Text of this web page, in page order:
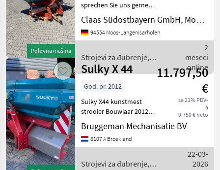
Polovna mašina
sprechen Sie uns gerne
an..Wir sprechen
DeutschWe speak
EnglishDer Preis ist für den
gültig. Die Angaben in der
Besch
Claas Südostbayern GmbH, Moos-Langenisarhofen
94554 Moos-Langenisarhofen
Strojevi za đubrenje,
gnojenje i navodnjavanje /
Sulky
2
meseci
online
Sulky X 44
11.797,50
€
sa 21% PDV-
a
9.750 € neto
God. pr. 2012
Sulky X44 kunstmest
strooier Bouwjaar 2012
Weeg strooier Machine
nummer 83468 Strojevi za
đubrenje, gnojenje i
mineralnog đubriva
Bruggeman Mechanisatie BV
8107 A Broekland
Strojevi za đubrenje,
22-03-
2026